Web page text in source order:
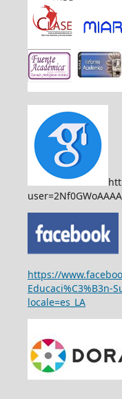
https://
Educaci%C3%B3n-
locale=es_LA